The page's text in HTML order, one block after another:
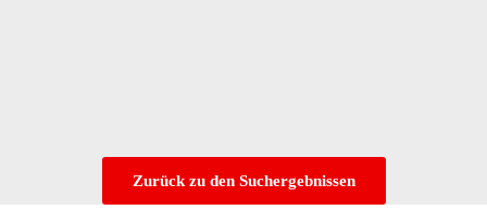
Serienkraftstoff-Erstbefüllung
SKODA AUTO a.s. - Kvasiny
Zurück zu den Suchergebnissen